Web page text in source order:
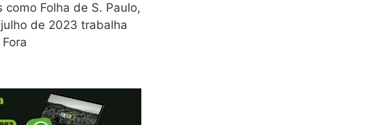
Folha de S. Paulo,
de 2023 trabalha